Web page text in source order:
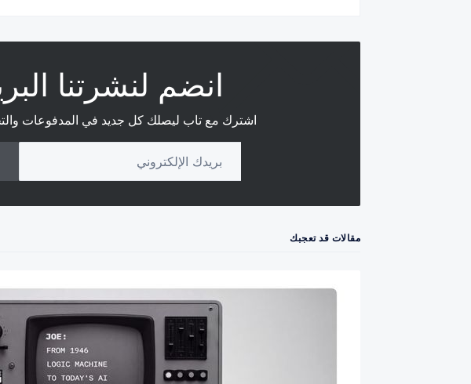
انضم لنشرتنا
اشترك مع تاب ليصلك كل جديد في المدفوعات
مقالات قد تعجبك